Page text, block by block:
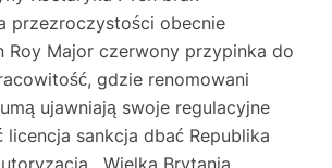
przezroczystości obecnie
Roy Major czerwony przypinka do
gdzie renomowani
ujawniają swoje regulacyjne
sankcja dbać Republika